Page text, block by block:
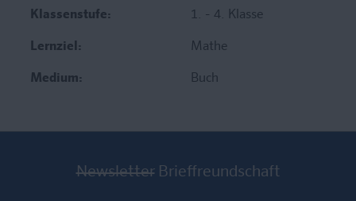
Klassenstufe: 1. - 4. Klasse
Lernziel: Mathe
Medium: Buch
Newsletter Brieffreundschaft